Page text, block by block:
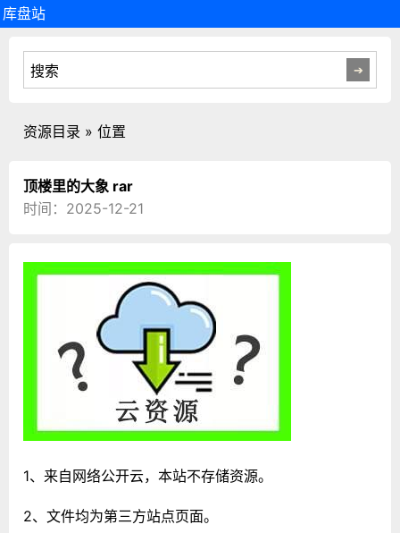
库盘站
资源目录 » 位置
顶楼里的大象 rar
时间：2025-12-21
1、来自网络公开云，本站不存储资源。
2、文件均为第三方站点页面。